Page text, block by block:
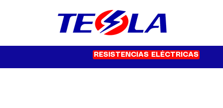
RESISTENCIAS ELÉCTRICAS